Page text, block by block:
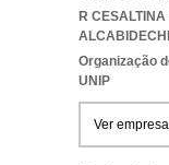
R
Organização
UNIP
Ver empresa